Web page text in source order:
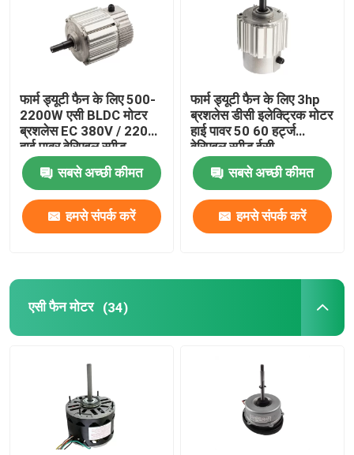
केन्द्रापसारक ब्लोअर फैन
इलेक्ट्रिक मोटर कैपेसिटर
स्थायी चुंबक ब्रश डीसी मोटर
स्थायी चुंबक तुल्यकालिक मोटर
फार्म ड्यूटी फैन के लिए 500-
2200W एसी BLDC मोटर
ब्रशलेस EC 380V / 220V
हाई पावर वेरिएबल स्पीड
सबसे अच्छी कीमत
हमसे संपर्क करें
फार्म ड्यूटी फैन के लिए 3hp
ब्रशलेस डीसी इलेक्ट्रिक मोटर
हाई पावर 50 60 हर्ट्ज
वेरिएबल स्पीड ईसी
सबसे अच्छी कीमत
हमसे संपर्क करें
एसी फैन मोटर (34)